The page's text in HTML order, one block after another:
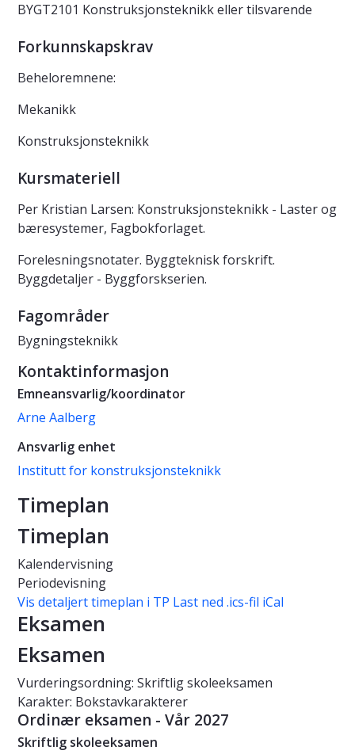
BYGT2101 Konstruksjonsteknikk eller tilsvarende
Forkunnskapskrav
Beheloremnene:
Mekanikk
Konstruksjonsteknikk
Kursmateriell
Per Kristian Larsen: Konstruksjonsteknikk - Laster og
bæresystemer, Fagbokforlaget.
Forelesningsnotater. Byggteknisk forskrift.
Byggdetaljer - Byggforskserien.
Fagområder
Bygningsteknikk
Kontaktinformasjon
Emneansvarlig/koordinator
Arne Aalberg
Ansvarlig enhet
Institutt for konstruksjonsteknikk
Timeplan
Timeplan
Kalendervisning
Periodevisning
Vis detaljert timeplan i TP Last ned .ics-fil iCal
Eksamen
Eksamen
Vurderingsordning: Skriftlig skoleeksamen
Karakter: Bokstavkarakterer
Ordinær eksamen - Vår 2027
Skriftlig skoleeksamen